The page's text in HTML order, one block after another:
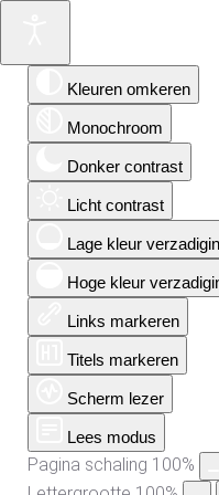
Kleuren omkeren
Monochroom
Donker contrast
Licht contrast
Lage kleur
Hoge kleur
Links markeren
Titels markeren
Scherm lezer
Lees modus
Pagina schaling 100%